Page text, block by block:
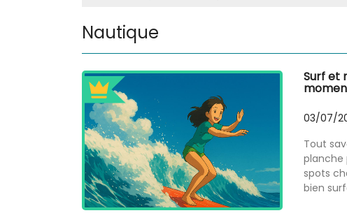
Nautique
Surf et
03/07/
Tout
planche
spots
bien